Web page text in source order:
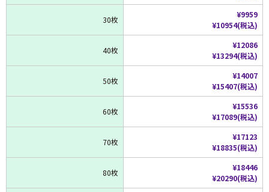
30枚
¥9959
¥10954(税込)
40枚
¥12086
¥13294(税込)
50枚
¥14007
¥15407(税込)
60枚
¥15536
¥17089(税込)
70枚
¥17123
¥18835(税込)
80枚
¥18446
¥20290(税込)